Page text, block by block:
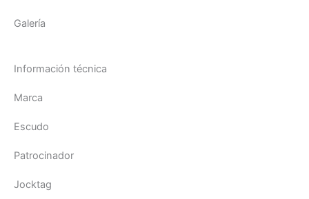
Galería
Información técnica
Marca
Escudo
Patrocinador
Jocktag